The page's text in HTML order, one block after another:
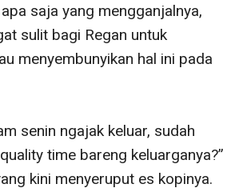
saja yang mengganjalnya,
sulit bagi Regan untuk
menyembunyikan hal ini pada
senin ngajak keluar, sudah
time bareng keluarganya?”
kini menyeruput es kopinya.